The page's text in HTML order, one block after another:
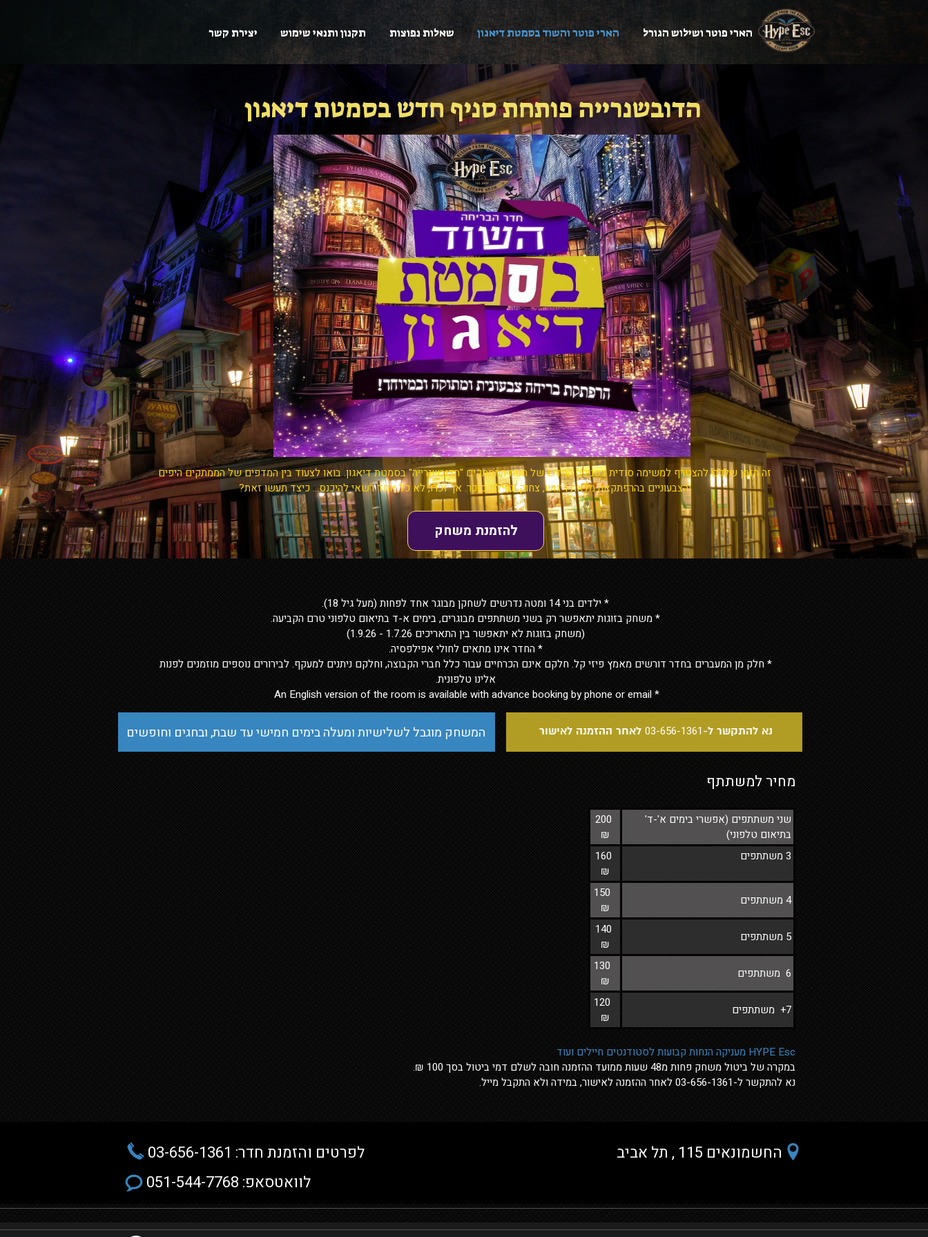
הארי פוטר ושילוש הגורל הארי פוטר והשוד בסמטת דיאגון שאלות נפוצות תקנון ותנאי שימוש יצירת קשר
* ילדים בני 14 ומטה נדרשים לשחקן מבוגר אחד לפחות (מעל גיל 18).
* משחק בזוגות יתאפשר רק בשני משתתפים מבוגרים, בימים א-ד בתיאום טלפוני טרם הקביעה.
(משחק בזוגות לא יתאפשר בין התאריכים 1.7.26 - 1.9.26)
* החדר אינו מתאים לחולי אפילפסיה.
* חלק מן המעברים בחדר דורשים מאמץ פיזי קל. חלקם אינם הכרחיים עבור כלל חברי הקבוצה, וחלקם ניתנים למעקף. לבירורים נוספים מוזמנים לפנות
אלינו טלפונית.
*
An English version of the room is available with advance booking by phone or email
הדובשנרייה פותחת סניף חדש בסמטת דיאגון
זה הזמן שלכם להצטרף למשימה סודית בסניפה החדש של חנות הממתקים "הדובשנרייה" בסמטת דיאגון. בואו לצעוד בין המדפים של הממתקים היפים
והצבעוניים בהרפתקאה מלאת ריגוש, צחוק ונפילת סוכר. אך זכרו, לא כל אחד רשאי להיכנס... כיצד תעשו זאת?
להזמנת משחק
נא להתקשר ל- 03-656-1361 לאחר ההזמנה לאישור המשחק מוגבל לשלישיות ומעלה בימים חמישי עד שבת, ובחגים וחופשים
מחיר למשתתף
שני משתתפים (אפשרי בימים א'-ד'
בתיאום טלפוני)
200
₪
3 משתתפים
160
₪
4 משתתפים
150
₪
5 משתתפים
140
₪
6 משתתפים
130
₪
7+ משתתפים
120
₪
HYPE Esc מעניקה הנחות קבועות לסטודנטים חיילים ועוד
במקרה של ביטול משחק פחות מ48 שעות ממועד ההזמנה חובה לשלם דמי ביטול בסך 100 ₪.
נא להתקשר ל-03-656-1361 לאחר ההזמנה לאישור, במידה ולא התקבל מייל.
החשמונאים 115 , תל אביב
לפרטים והזמנת חדר: 03-656-1361
לוואטסאפ: 051-544-7768